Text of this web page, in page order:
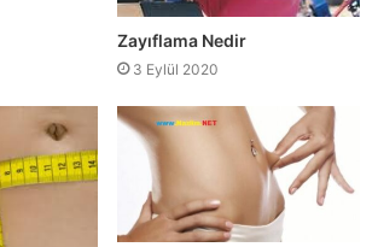
Zayıflama Nedir
3 Eylül 2020